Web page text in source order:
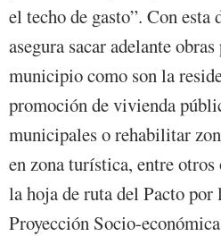
el techo de gasto”. Con esta
asegura sacar adelante
municipio como son la
promoción de vivienda
municipales o rehabilitar
en zona turística, entre
la hoja de ruta del Pacto
Proyección Socio-